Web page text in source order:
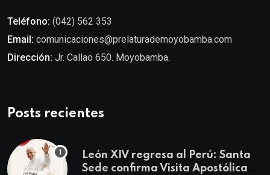
Teléfono: (042) 562 353
Email: comunicaciones@prelaturademoyobamba.com
Dirección: Jr. Callao 650. Moyobamba.
Posts recientes
León XIV regresa al Perú: Santa
Sede confirma Visita Apostólica